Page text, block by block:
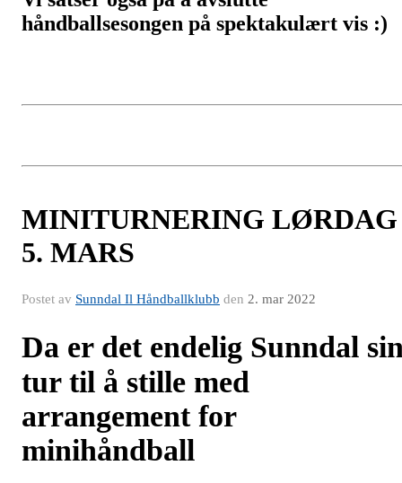
håndballsesongen på spektakulært vis :)
MINITURNERING LØRDAG
5. MARS
Postet av Sunndal Il Håndballklubb den 2. mar 2022
Da er det endelig Sunndal
tur til å stille med
arrangement for
minihåndball